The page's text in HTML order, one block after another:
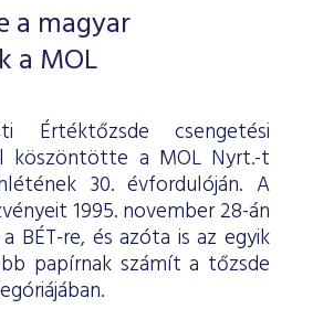
a magyar
a MOL
Értéktőzsde csengetési
köszöntötte a MOL Nyrt.-t
30. évfordulóján. A
1995. november 28-án
BÉT-re, és azóta is az egyik
papírnak számít a tőzsde